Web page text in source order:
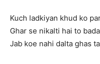
Kuch ladkiyan khud ko
Ghar se nikalti hai to
Jab koe nahi dalta ghas